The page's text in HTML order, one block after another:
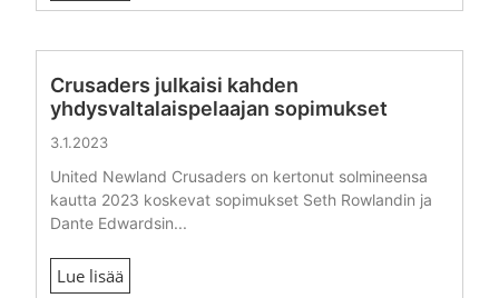
Crusaders julkaisi kahden
yhdysvaltalaispelaajan sopimukset
3.1.2023
United Newland Crusaders on kertonut solmineensa
kautta 2023 koskevat sopimukset Seth Rowlandin ja
Dante Edwardsin...
Lue lisää